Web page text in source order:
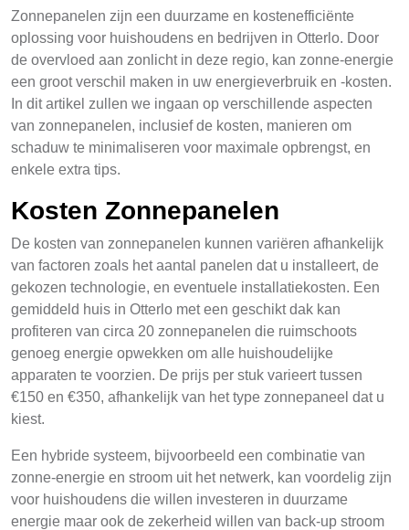
Zonnepanelen zijn een duurzame en kostenefficiënte
oplossing voor huishoudens en bedrijven in Otterlo. Door
de overvloed aan zonlicht in deze regio, kan zonne-energie
een groot verschil maken in uw energieverbruik en -kosten.
In dit artikel zullen we ingaan op verschillende aspecten
van zonnepanelen, inclusief de kosten, manieren om
schaduw te minimaliseren voor maximale opbrengst, en
enkele extra tips.
Kosten Zonnepanelen
De kosten van zonnepanelen kunnen variëren afhankelijk
van factoren zoals het aantal panelen dat u installeert, de
gekozen technologie, en eventuele installatiekosten. Een
gemiddeld huis in Otterlo met een geschikt dak kan
profiteren van circa 20 zonnepanelen die ruimschoots
genoeg energie opwekken om alle huishoudelijke
apparaten te voorzien. De prijs per stuk varieert tussen
€150 en €350, afhankelijk van het type zonnepaneel dat u
kiest.
Een hybride systeem, bijvoorbeeld een combinatie van
zonne-energie en stroom uit het netwerk, kan voordelig zijn
voor huishoudens die willen investeren in duurzame
energie maar ook de zekerheid willen van back-up stroom